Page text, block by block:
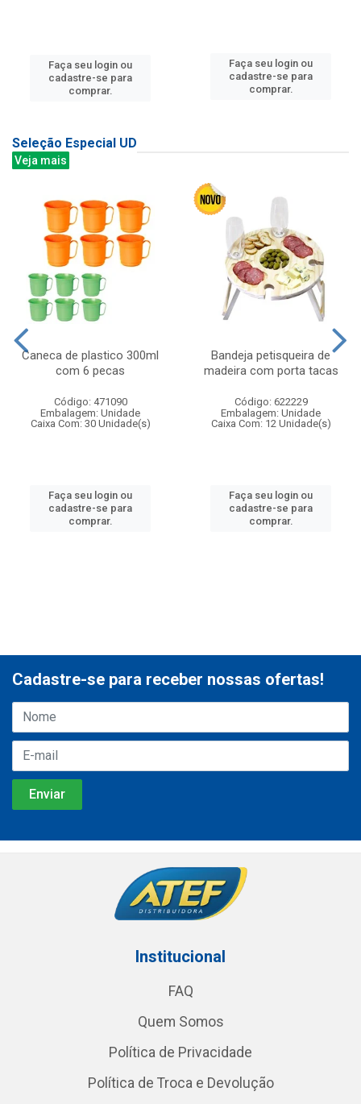
Faça seu login ou
cadastre-se para
comprar.
Faça seu login ou
cadastre-se para
comprar.
Seleção Especial UD
Veja mais
Caneca de plastico 300ml
com 6 pecas
Código: 471090
Embalagem: Unidade
Caixa Com: 30 Unidade(s)
Faça seu login ou
cadastre-se para
comprar.
Bandeja petisqueira de
madeira com porta tacas
Código: 622229
Embalagem: Unidade
Caixa Com: 12 Unidade(s)
Faça seu login ou
cadastre-se para
comprar.
Cadastre-se para receber nossas ofertas!
Institucional
FAQ
Quem Somos
Política de Privacidade
Política de Troca e Devolução